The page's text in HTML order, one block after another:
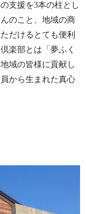
支援を3本の柱とし
のこと、地域の商
だけるとても便利
楽部とは「夢ふく
域の皆様に貢献し
から生まれた真心